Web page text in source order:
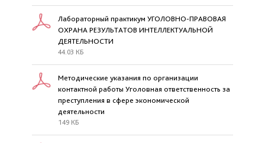
Лабораторный практикум УГОЛОВНО-ПРАВОВАЯ
ОХРАНА РЕЗУЛЬТАТОВ ИНТЕЛЛЕКТУАЛЬНОЙ
ДЕЯТЕЛЬНОСТИ
44.03 КБ
Методические указания по организации
контактной работы Уголовная ответственность за
преступления в сфере экономической
деятельности
149 КБ